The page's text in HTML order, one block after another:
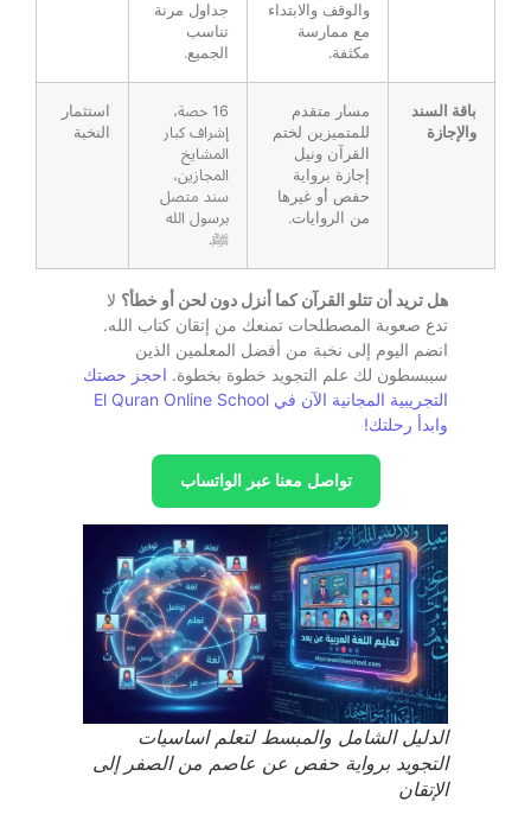
والوقف والابتداء
مع ممارسة
مكثفة.
جداول مرنة
تناسب
الجميع.
باقة السند
والإجازة
مسار متقدم
للمتميزين لختم
القرآن ونيل
إجازة برواية
حفص أو غيرها
من الروايات.
16 حصة،
إشراف كبار
المشايخ
المجازين،
سند متصل
برسول الله
ﷺ.
استثمار
النخبة
هل تريد أن تتلو القرآن كما أنزل دون لحن أو خطأ؟ لا
تدع صعوبة المصطلحات تمنعك من إتقان كتاب الله.
انضم اليوم إلى نخبة من أفضل المعلمين الذين
سيبسطون لك علم التجويد خطوة بخطوة. احجز حصتك
التجريبية المجانية الآن في El Quran Online School
وابدأ رحلتك!
تواصل معنا عبر الواتساب
الدليل الشامل والمبسط لتعلم اساسيات
التجويد برواية حفص عن عاصم من الصفر إلى
الإتقان